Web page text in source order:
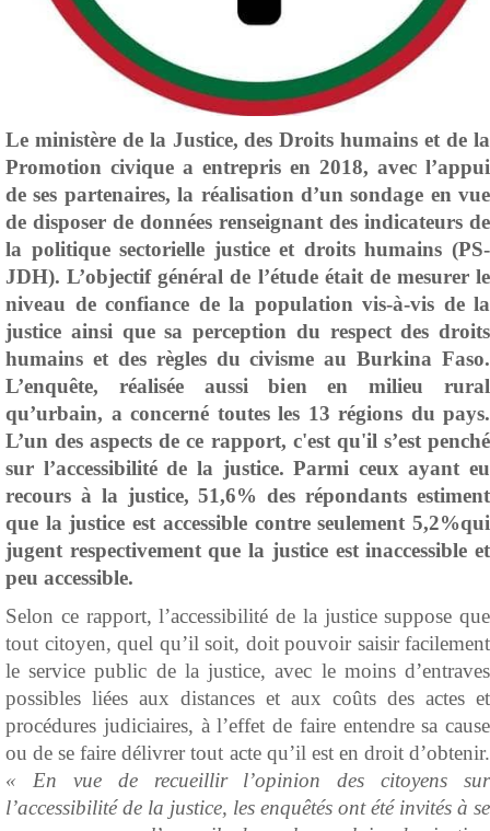
Le ministère de la Justice, des Droits humains et de la
Promotion civique a entrepris en 2018, avec l’appui
de ses partenaires, la réalisation d’un sondage en vue
de disposer de données renseignant des indicateurs de
la politique sectorielle justice et droits humains (PS-
JDH). L’objectif général de l’étude était de mesurer le
niveau de confiance de la population vis-à-vis de la
justice ainsi que sa perception du respect des droits
humains et des règles du civisme au Burkina Faso.
L’enquête, réalisée aussi bien en milieu rural
qu’urbain, a concerné toutes les 13 régions du pays.
L’un des aspects de ce rapport, c'est qu'il s’est penché
sur l’accessibilité de la justice. Parmi ceux ayant eu
recours à la justice, 51,6% des répondants estiment
que la justice est accessible contre seulement 5,2%qui
jugent respectivement que la justice est inaccessible et
peu accessible.
Selon ce rapport, l’accessibilité de la justice suppose que
tout citoyen, quel qu’il soit, doit pouvoir saisir facilement
le service public de la justice, avec le moins d’entraves
possibles liées aux distances et aux coûts des actes et
procédures judiciaires, à l’effet de faire entendre sa cause
ou de se faire délivrer tout acte qu’il est en droit d’obtenir.
« En vue de recueillir l’opinion des citoyens sur
l’accessibilité de la justice, les enquêtés ont été invités à se